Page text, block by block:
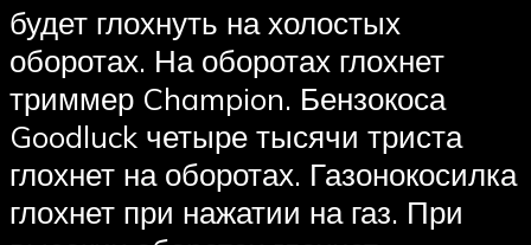
будет глохнуть на холостых
оборотах. На оборотах глохнет
триммер Champion. Бензокоса
Goodluck четыре тысячи триста
глохнет на оборотах. Газонокосилка
глохнет при нажатии на газ. При